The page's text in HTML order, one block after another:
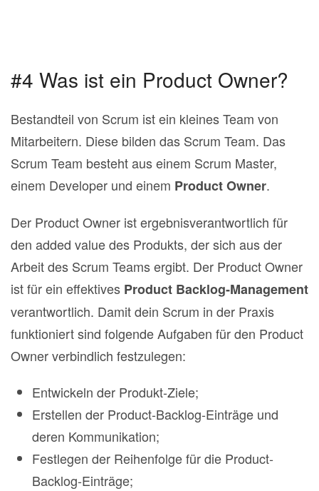
#4 Was ist ein Product Owner?
Bestandteil von Scrum ist ein kleines Team von
Mitarbeitern. Diese bilden das Scrum Team. Das
Scrum Team besteht aus einem Scrum Master,
einem Developer und einem Product Owner.
Der Product Owner ist ergebnisverantwortlich für
den added value des Produkts, der sich aus der
Arbeit des Scrum Teams ergibt. Der Product Owner
ist für ein effektives Product Backlog‐Management
verantwortlich. Damit dein Scrum in der Praxis
funktioniert sind folgende Aufgaben für den Product
Owner verbindlich festzulegen:
Entwickeln der Produkt‐Ziele;
Erstellen der Product‐Backlog‐Einträge und
deren Kommunikation;
Festlegen der Reihenfolge für die Product‐
Backlog‐Einträge;